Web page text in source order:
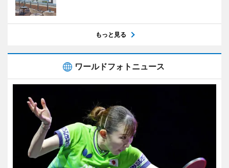
もっと見る
ワールドフォトニュース